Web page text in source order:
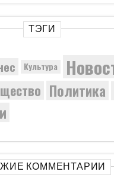
ТЭГИ
Культура
Политика
КОММЕНТАРИИ